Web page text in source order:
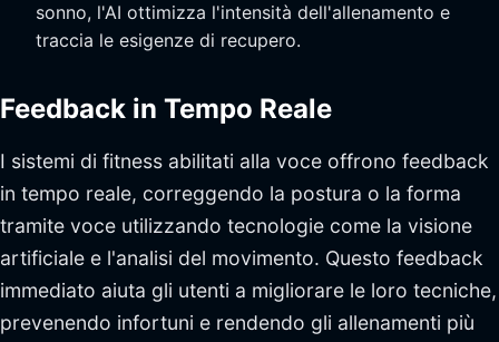
sonno, l'AI ottimizza l'intensità dell'allenamento e
traccia le esigenze di recupero.
Feedback in Tempo Reale
I sistemi di fitness abilitati alla voce offrono feedback
in tempo reale, correggendo la postura o la forma
tramite voce utilizzando tecnologie come la visione
artificiale e l'analisi del movimento. Questo feedback
immediato aiuta gli utenti a migliorare le loro tecniche,
prevenendo infortuni e rendendo gli allenamenti più